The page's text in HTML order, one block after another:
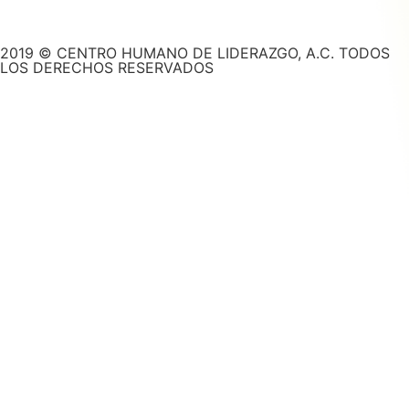
2019 © CENTRO HUMANO DE LIDERAZGO, A.C. TODOS
LOS DERECHOS RESERVADOS